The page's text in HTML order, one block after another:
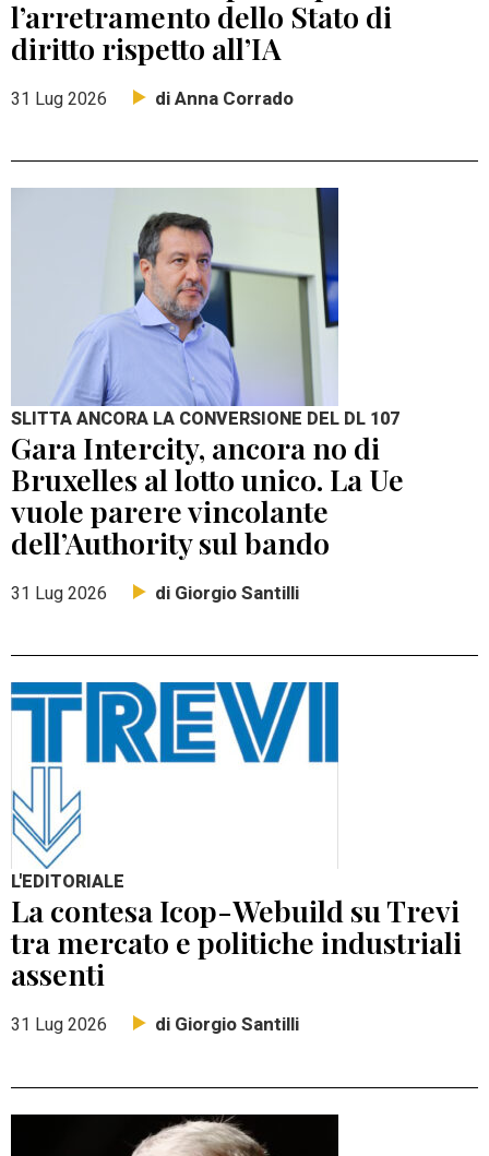
l’arretramento dello Stato di
diritto rispetto all’IA
31 Lug 2026 di Anna Corrado
SLITTA ANCORA LA CONVERSIONE DEL DL 107
Gara Intercity, ancora no di
Bruxelles al lotto unico. La Ue
vuole parere vincolante
dell’Authority sul bando
31 Lug 2026 di Giorgio Santilli
L'EDITORIALE
La contesa Icop-Webuild su Trevi
tra mercato e politiche industriali
assenti
31 Lug 2026 di Giorgio Santilli